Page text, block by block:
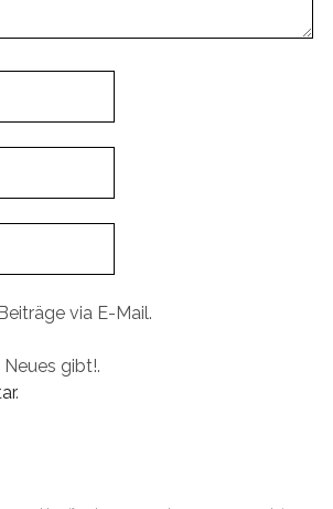
via E-Mail.
gibt!.
.